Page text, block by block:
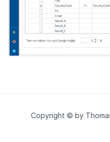
Copyright © by